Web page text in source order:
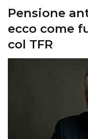
Pensione
ecco come
col TFR